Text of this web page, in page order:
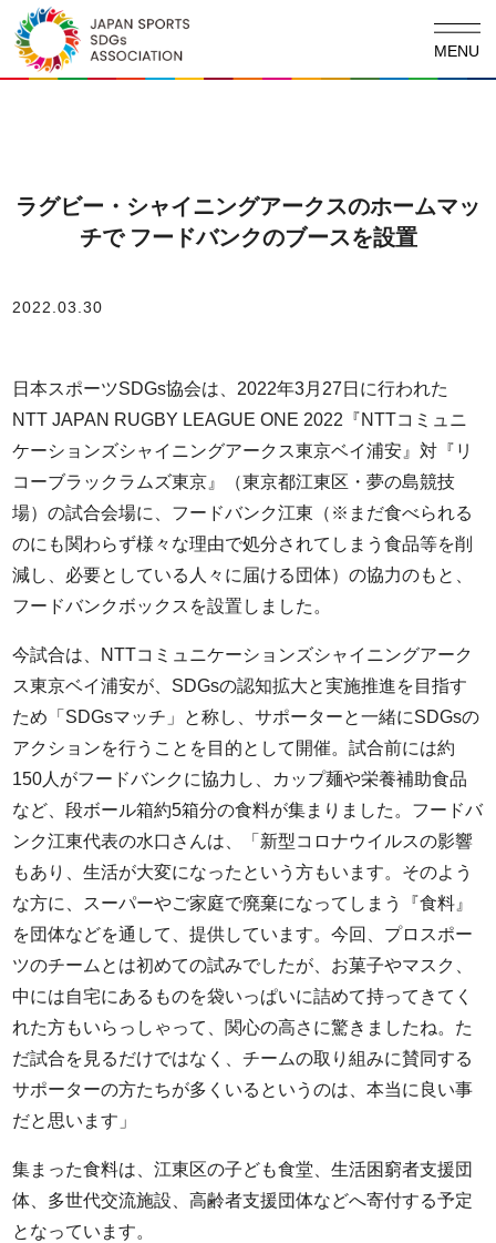
ラグビー・シャイニングアークスのホームマッ
チで フードバンクのブースを設置
2022.03.30
日本スポーツSDGs協会は、2022年3月27日に行われた
NTT JAPAN RUGBY LEAGUE ONE 2022『NTTコミュニ
ケーションズシャイニングアークス東京ベイ浦安』対『リ
コーブラックラムズ東京』（東京都江東区・夢の島競技
場）の試合会場に、フードバンク江東（※まだ食べられる
のにも関わらず様々な理由で処分されてしまう食品等を削
減し、必要としている人々に届ける団体）の協力のもと、
フードバンクボックスを設置しました。
今試合は、NTTコミュニケーションズシャイニングアーク
ス東京ベイ浦安が、SDGsの認知拡大と実施推進を目指す
ため「SDGsマッチ」と称し、サポーターと一緒にSDGsの
アクションを行うことを目的として開催。試合前には約
150人がフードバンクに協力し、カップ麺や栄養補助食品
など、段ボール箱約5箱分の食料が集まりました。フードバ
ンク江東代表の水口さんは、「新型コロナウイルスの影響
もあり、生活が大変になったという方もいます。そのよう
な方に、スーパーやご家庭で廃棄になってしまう『食料』
を団体などを通して、提供しています。今回、プロスポー
ツのチームとは初めての試みでしたが、お菓子やマスク、
中には自宅にあるものを袋いっぱいに詰めて持ってきてく
れた方もいらっしゃって、関心の高さに驚きましたね。た
だ試合を見るだけではなく、チームの取り組みに賛同する
サポーターの方たちが多くいるというのは、本当に良い事
だと思います」
集まった食料は、江東区の子ども食堂、生活困窮者支援団
体、多世代交流施設、高齢者支援団体などへ寄付する予定
となっています。